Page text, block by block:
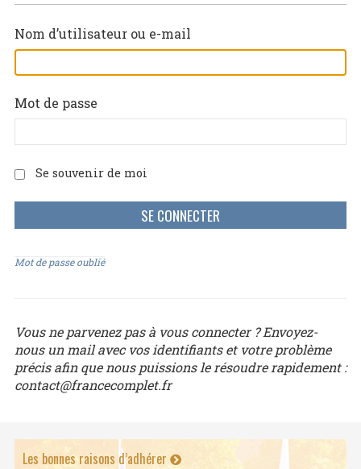
Nom d’utilisateur ou e-mail
Mot de passe
Se souvenir de moi
Mot de passe oublié
Vous ne parvenez pas à vous connecter ? Envoyez-
nous un mail avec vos identifiants et votre problème
précis afin que nous puissions le résoudre rapidement :
contact@francecomplet.fr
Les bonnes raisons d’adhérer